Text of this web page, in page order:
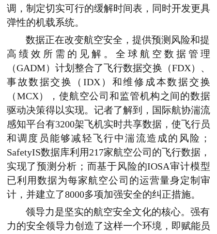
调，制定切实可行的缓解时间表，同时开发更具
弹性的机载系统。
数据正在改变航空安全，提供预测风险和提
高绩效所需的见解。 全球航空数据管理
（GADM） 计划整合了飞行数据交换（FDX） 、
事故数据交换（IDX） 和维修成本数据交换
（MCX）
，使航空公司和监管机构之间的数据
驱动决策得以实现。 记者了解到 ， 国际航协湍流
感知平台有3200架飞机实时共享数据，使飞行员
和调度员能够减轻飞行中湍流造成的风险 ；
SafetyIS数据库利用217家航空公司的飞行数据，
实现了预测分析 ； 而基于风险的IOSA审计模型
已利用数据为每家航空公司的运营量身定制审
计 ，并建立了8000多项加强安全的纠正措施。
领导力是坚实的航空安全文化的核心。强有
力的安全领导力创造了这样一个环境，即赋能员